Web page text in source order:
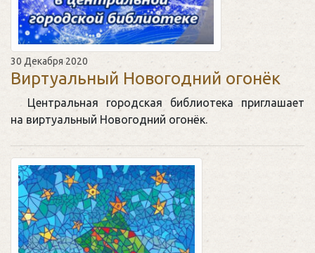
30 Декабря 2020
Виртуальный Новогодний огонёк
Центральная городская библиотека приглашает
на виртуальный Новогодний огонёк.